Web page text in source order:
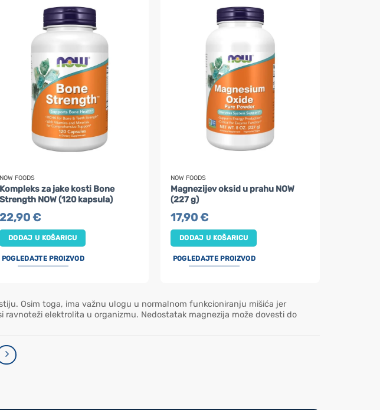
NOW FOODS
Kompleks za jake kosti Bone
Strength NOW (120 kapsula)
22,90€
DODAJ U KOŠARICU
POGLEDAJTE PROIZVOD
NOW FOODS
Magnezijev oksid u prahu NOW
(227 g)
17,90€
DODAJ U KOŠARICU
POGLEDAJTE PROIZVOD
Osim toga, ima važnu ulogu u normalnom funkcioniranju mišića jer
elektrolita u organizmu. Nedostatak magnezija može dovesti do